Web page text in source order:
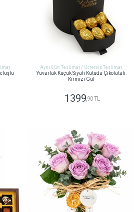
Aynı Gün Teslimat / Ücretsiz Teslimat
Yuvarlak Küçük Siyah Kutuda Çikolatalı
Kırmızı Gül
1399 ,90 TL